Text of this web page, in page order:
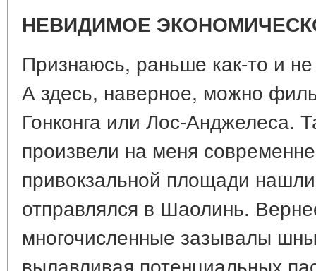
НЕВИДИМОЕ
Признаюсь, раньше как-то и
А здесь, наверное, можно
Гонконга или Лос-Анджелеса.
произвели на меня
привокзальной площади
отправлялся в Шаолинь.
многочисленные зазывалы
вылавливая потенциальных